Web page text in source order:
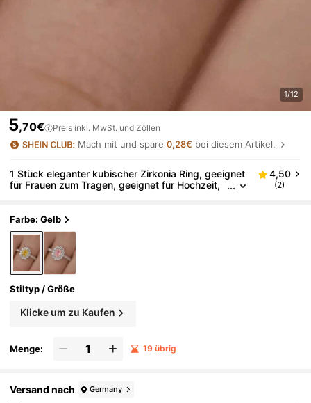
1/12
5,70€ Preis inkl. MwSt. und Zöllen
Mach mit und spare0,28€ bei diesem Artikel.
1 Stück eleganter kubischer Zirkonia Ring, geeignet
für Frauen zum Tragen, geeignet für Hochzeit,
4,50
(2)
Farbe: Gelb
Stiltyp / Größe
Klicke um zu Kaufen
Menge: 19 übrig
Versand nach Germany